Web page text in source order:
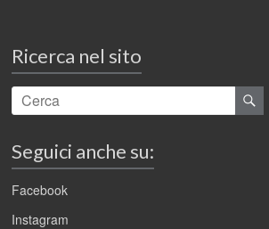
Ricerca nel sito
Seguici anche su:
Facebook
Instagram